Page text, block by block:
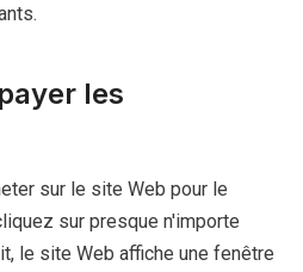
les
sur le site Web pour le
sur presque n'importe
le site Web affiche une fenêtre